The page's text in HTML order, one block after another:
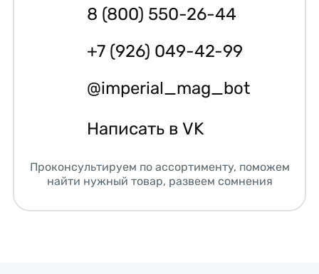
8 (800) 550-26-44
+7 (926) 049-42-99
@imperial_mag_bot
Написать в VK
Проконсультируем по ассортименту, поможем
найти нужный товар, развеем сомнения